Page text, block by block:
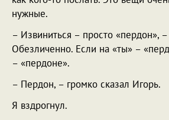
нужные.
– Извиниться – просто «пердон»,
Обезличенно. Если на «ты» –
– «пердоне».
– Пердон, – громко сказал Игорь.
Я вздрогнул.